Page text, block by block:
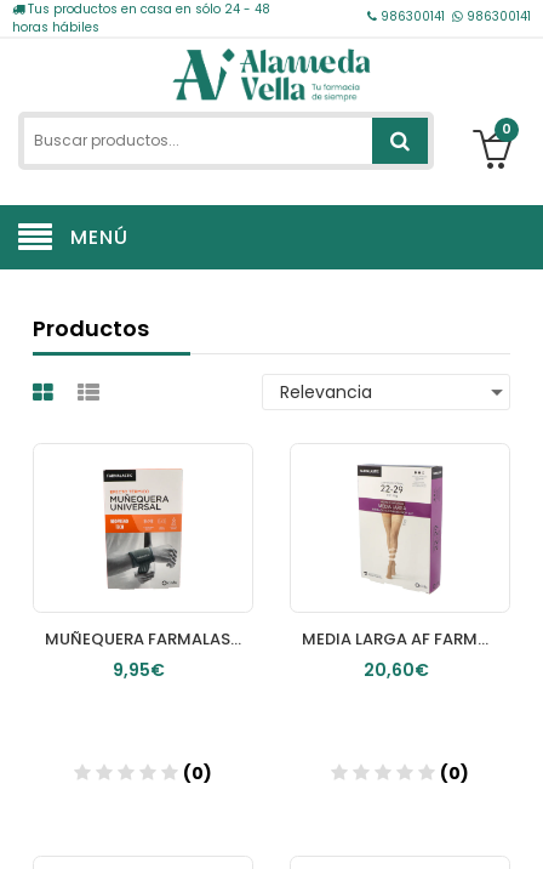
Tus productos en casa en sólo 24 - 48
horas hábiles
986300141 986300141
0
MENÚ
Productos
MUÑEQUERA FARMALASTIC NEOPRENO T UNICA
9,95€
(0)
MEDIA LARGA AF FARMALASTIC CNORMAL (58 MSTIC TGRANDE
20,60€
(0)